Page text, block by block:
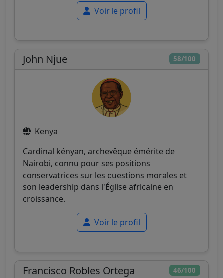
Voir le profil
58/100
John Njue
Kenya
Cardinal kényan, archevêque émérite de
Nairobi, connu pour ses positions
conservatrices sur les questions morales et
son leadership dans l'Église africaine en
croissance.
Voir le profil
46/100
Francisco Robles Ortega